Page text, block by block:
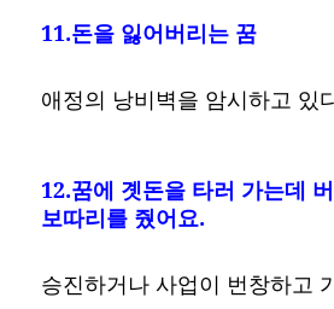
11.돈을 잃어버리는 꿈
애정의 낭비벽을 암시하고 있
12.꿈에 곗돈을 타러 가는데
보따리를 줬어요.
승진하거나 사업이 번창하고